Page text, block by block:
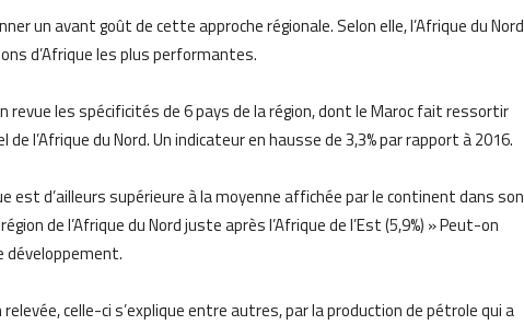
un avant goût de cette approche régionale. Selon elle, l’Afrique du Nord
d’Afrique les plus performantes.
revue les spécificités de 6 pays de la région, dont le Maroc fait ressortir
de l’Afrique du Nord. Un indicateur en hausse de 3,3% par rapport à 2016.
est d’ailleurs supérieure à la moyenne affichée par le continent dans son
de l’Afrique du Nord juste après l’Afrique de l’Est (5,9%) » Peut-on
développement.
relevée, celle-ci s’explique entre autres, par la production de pétrole qui a